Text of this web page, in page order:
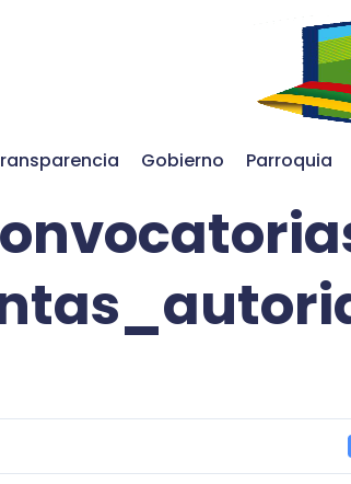
Gobierno Parroquia